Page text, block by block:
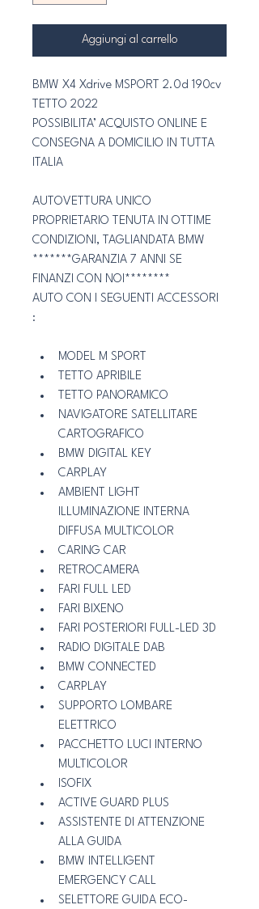
Aggiungi al carrello
BMW X4 Xdrive MSPORT 2.0d 190cv
TETTO 2022
POSSIBILITA’ ACQUISTO ONLINE E
CONSEGNA A DOMICILIO IN TUTTA
ITALIA
AUTOVETTURA UNICO
PROPRIETARIO TENUTA IN OTTIME
CONDIZIONI, TAGLIANDATA BMW
*******GARANZIA 7 ANNI SE
FINANZI CON NOI********
AUTO CON I SEGUENTI ACCESSORI
:
MODEL M SPORT
TETTO APRIBILE
TETTO PANORAMICO
NAVIGATORE SATELLITARE
CARTOGRAFICO
BMW DIGITAL KEY
CARPLAY
AMBIENT LIGHT
ILLUMINAZIONE INTERNA
DIFFUSA MULTICOLOR
CARING CAR
RETROCAMERA
FARI FULL LED
FARI BIXENO
FARI POSTERIORI FULL-LED 3D
RADIO DIGITALE DAB
BMW CONNECTED
CARPLAY
SUPPORTO LOMBARE
ELETTRICO
PACCHETTO LUCI INTERNO
MULTICOLOR
ISOFIX
ACTIVE GUARD PLUS
ASSISTENTE DI ATTENZIONE
ALLA GUIDA
BMW INTELLIGENT
EMERGENCY CALL
SELETTORE GUIDA ECO-